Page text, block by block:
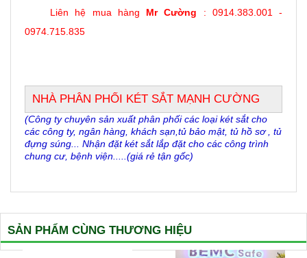
Liên hệ mua hàng Mr Cường
: 0914.383.001 -
0974.715.835
NHÀ PHÂN PHỐI KÉT SẮT MẠNH CƯỜNG
(Công ty chuyên sản xuất phân phối các loại két sắt cho
các công ty, ngân hàng, khách sạn,tủ bảo mật, tủ hồ sơ , tủ
đựng súng... Nhận đặt két sắt lắp đặt cho các công trình
chung cư, bệnh viện.....(giá rẻ tận gốc)
SẢN PHẨM CÙNG THƯƠNG HIỆU